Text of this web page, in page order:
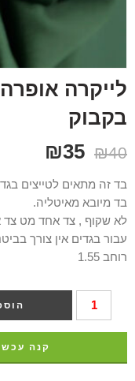
לייקרה
בקבוק
₪40
₪35
בד זה מתאים לטייצים
בד מיובא מאיטליה.
לא שקוף , צד אחד מט צד
עבור בגדים אין צורך
רוחב 1.55
קנה